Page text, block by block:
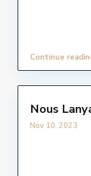
Continue
Nous
Nov 10, 2023